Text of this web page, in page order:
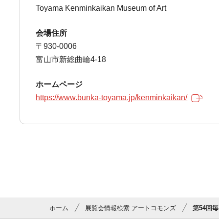
Toyama Kenminkaikan Museum of Art
会場住所
〒930-0006
富山市新総曲輪4-18
ホームページ
https://www.bunka-toyama.jp/kenminkaikan/
ホーム 展覧会情報検索 アートコモンズ 第54回